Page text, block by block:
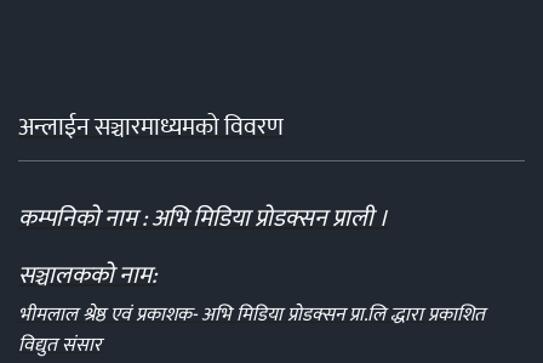
अन्लाईन सञ्चारमाध्यमको विवरण
कम्पनिको नाम : अभि मिडिया प्रोडक्सन प्राली ।
सञ्चालकको नाम:
भीमलाल श्रेष्ठ एवं प्रकाशक- अभि मिडिया प्रोडक्सन प्रा.लि द्धारा प्रकाशित
विद्युत संसार